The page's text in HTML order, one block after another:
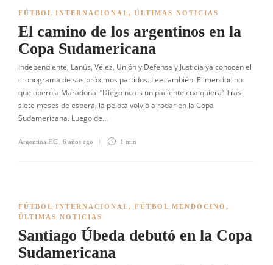
FÚTBOL INTERNACIONAL, ÚLTIMAS NOTICIAS
El camino de los argentinos en la
Copa Sudamericana
Independiente, Lanús, Vélez, Unión y Defensa y Justicia ya conocen el
cronograma de sus próximos partidos. Lee también: El mendocino
que operó a Maradona: “Diego no es un paciente cualquiera” Tras
siete meses de espera, la pelota volvió a rodar en la Copa
Sudamericana. Luego de…
Argentina F.C. 6 años ago 1 min
FÚTBOL INTERNACIONAL, FÚTBOL MENDOCINO ,
ÚLTIMAS NOTICIAS
Santiago Úbeda debutó en la Copa
Sudamericana